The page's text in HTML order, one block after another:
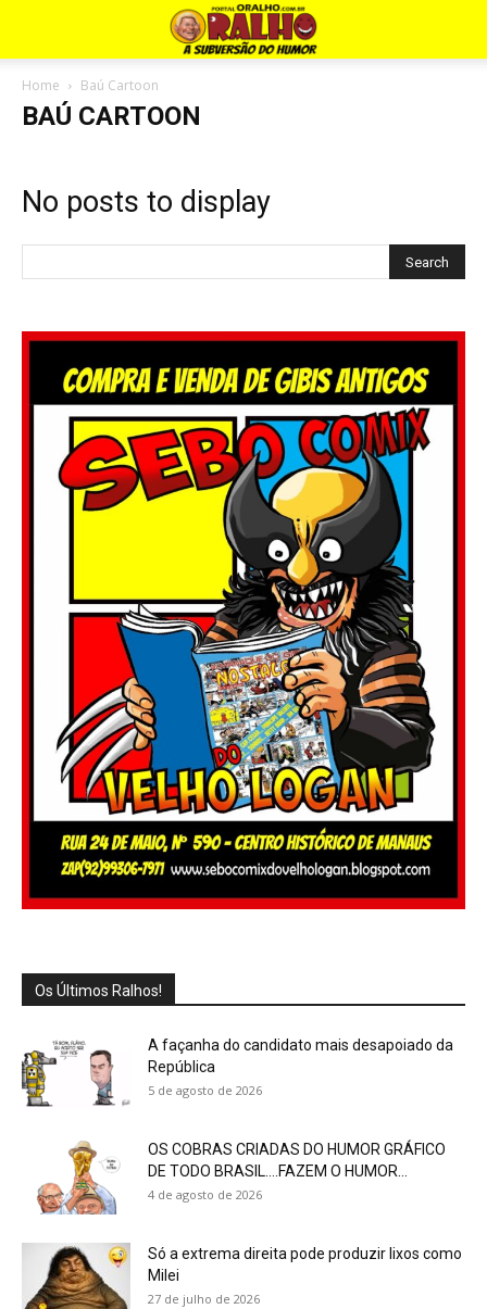
Home Baú Cartoon
BAÚ CARTOON
No posts to display
Os Últimos Ralhos!
A façanha do candidato mais desapoiado da
República
5 de agosto de 2026
OS COBRAS CRIADAS DO HUMOR GRÁFICO
DE TODO BRASIL….FAZEM O HUMOR...
4 de agosto de 2026
Só a extrema direita pode produzir lixos como
Milei
27 de julho de 2026